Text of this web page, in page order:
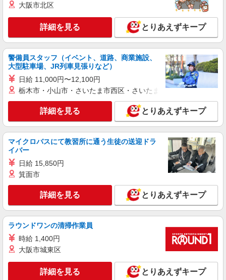
時給1500円 ◆交通費規定支給
神奈川県厚木市林
キープ 詳細を見る
正社員
株式会社ケーズホールディングス
【大卒】 基本給 260,000円 【短
大・専門卒】 基本給 240,000円 ※上記は2026
年4月実績。 ・各種手当 役職、通勤、時間外、家
族、目標達成、資格 等
※平
均年収570万円 ※平均勤続年数17年以上
店舗名：厚木店 住所：神奈川県厚木市田村町1
番26号 ※入社後は必ず、通勤圏内の店舗へ配属
※入社時の人員状況により、近隣の他店舗へ配属
される可能性がございます。 ※入社数年後は、関
東全域（茨城県、東京都、千葉県、埼玉県、神奈
伴う転勤があります。
キープ 詳細を見る
派遣社員 紹介予定派遣
株式会社シエロ
人気機種に詳しくなれる携帯販売【au】
時給1650円〜 ※残業代支給 ★交通費上限800
円/日 【資格手当制度】 au資格取得で5200〜
11400円/月支給 家電アドバイザー資格をお持ちの
ールスアドバイザー）に昇格すると16600円/月支
給 ゜+゜・。○。・゜+゜・。○。・゜+゜ 入社祝
詳細を見る
大阪市北区
詳細を見る とりあえずキープ
警備員スタッフ（イベント、道路、商業施設、
大型駐車場、JR列車見張りなど）
日給 11,000円〜12,100円
栃木市・小山市・さいたま市西区・さいたま市岩槻区・久喜市・
詳細を見る とりあえずキープ
マイクロバスにて教習所に通う生徒の送迎ドラ
イバー
日給 15,850円
箕面市
詳細を見る とりあえずキープ
ラウンドワンの清掃作業員
時給 1,400円
大阪市城東区
詳細を見る とりあえずキープ